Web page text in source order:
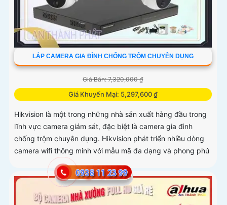
LẮP CAMERA GIA ĐÌNH CHỐNG TRỘM CHUYÊN DỤNG
Giá Bán: 7,320,000 ₫
Giá Khuyến Mại: 5,297,600 ₫
Hikvision là một trong những nhà sản xuất hàng đầu trong
lĩnh vực camera giám sát, đặc biệt là camera gia đình
chống trộm chuyên dụng. Hikvision phát triển nhiều dòng
camera wifi thông minh với mẫu mã đa dạng và phong phú